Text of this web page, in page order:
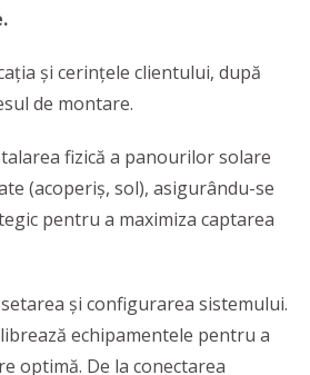
și cerințele clientului, după
de montare.
fizică a panourilor solare
(acoperiș, sol), asigurându-se
pentru a maximiza captarea
și configurarea sistemului.
echipamentele pentru a
optimă. De la conectarea